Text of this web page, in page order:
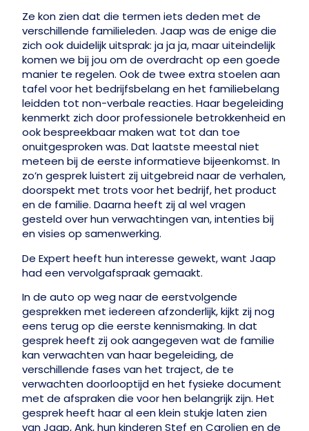
Ze kon zien dat die termen iets deden met de
verschillende familieleden. Jaap was de enige die
zich ook duidelijk uitsprak: ja ja ja, maar uiteindelijk
komen we bij jou om de overdracht op een goede
manier te regelen. Ook de twee extra stoelen aan
tafel voor het bedrijfsbelang en het familiebelang
leidden tot non-verbale reacties. Haar begeleiding
kenmerkt zich door professionele betrokkenheid en
ook bespreekbaar maken wat tot dan toe
onuitgesproken was. Dat laatste meestal niet
meteen bij de eerste informatieve bijeenkomst. In
zo’n gesprek luistert zij uitgebreid naar de verhalen,
doorspekt met trots voor het bedrijf, het product
en de familie. Daarna heeft zij al wel vragen
gesteld over hun verwachtingen van, intenties bij
en visies op samenwerking.
De Expert heeft hun interesse gewekt, want Jaap
had een vervolgafspraak gemaakt.
In de auto op weg naar de eerstvolgende
gesprekken met iedereen afzonderlijk, kijkt zij nog
eens terug op die eerste kennismaking. In dat
gesprek heeft zij ook aangegeven wat de familie
kan verwachten van haar begeleiding, de
verschillende fases van het traject, de te
verwachten doorlooptijd en het fysieke document
met de afspraken die voor hen belangrijk zijn. Het
gesprek heeft haar al een klein stukje laten zien
van Jaap, Ank, hun kinderen Stef en Carolien en de